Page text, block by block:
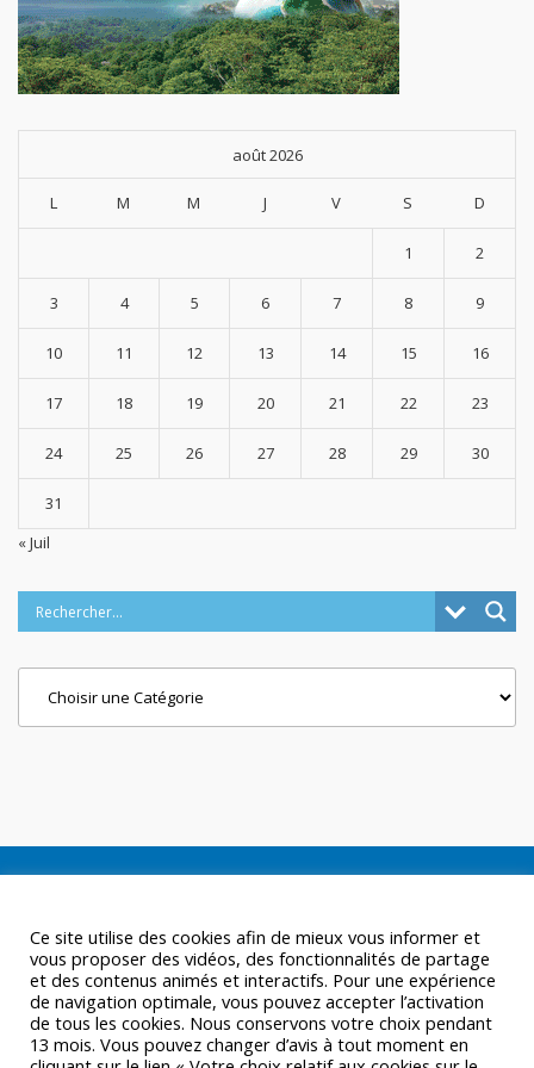
août 2026
L M M J V S D
1 2
3 4 5 6 7 8 9
10 11 12 13 14 15 16
17 18 19 20 21 22 23
24 25 26 27 28 29 30
31
« Juil
Ce site utilise des cookies afin de mieux vous informer et
vous proposer des vidéos, des fonctionnalités de partage
et des contenus animés et interactifs. Pour une expérience
de navigation optimale, vous pouvez accepter l’activation
de tous les cookies. Nous conservons votre choix pendant
13 mois. Vous pouvez changer d’avis à tout moment en